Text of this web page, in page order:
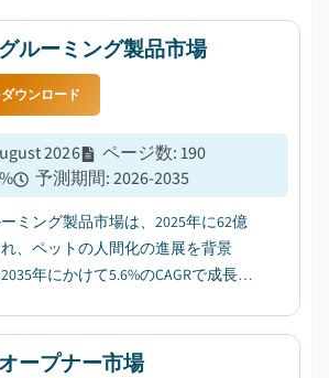
ルーミング製品市場
ウンロード
2026 ページ数:190
予測期間:2026-2035
ミング製品市場は、2025年に62億
、ペットの人間化の進展を背景
年にかけて5.6%のCAGRで成長す
ープナー市場